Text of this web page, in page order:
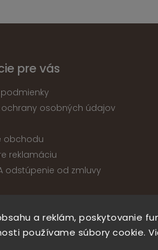
a reklám, poskytovanie
používame súbory cookie.
pre vás
ochrany osobných údajov
obchodu
reklamáciu
odstúpenie od zmluvy
Copyright 2026 nabytokatika.sk
Upraviť